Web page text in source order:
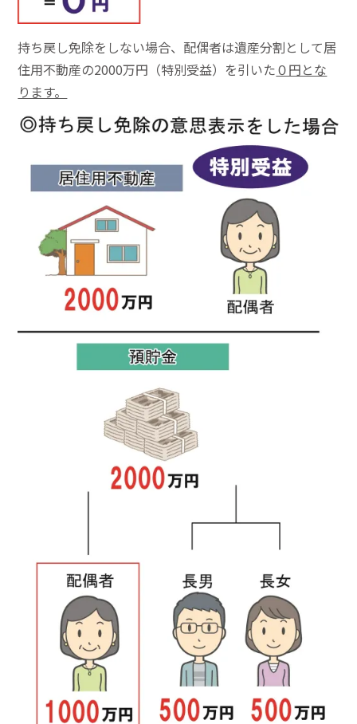
持ち戻し免除をしない場合、配偶者は遺産分割として居
住用不動産の2000万円（特別受益）を引いた０円とな
ります。